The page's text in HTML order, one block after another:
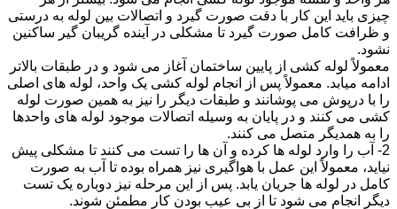
چیزی باید این کار با دقت صورت گیرد و اتصالات بین لوله به درستی
و ظرافت کامل صورت گیرد تا مشکلی در آینده گریبان گیر ساکنین
نشود.
معمولاً لوله کشی از پایین ساختمان آغاز می شود و در طبقات بالاتر
ادامه میابد. معمولاً پس از انجام لوله کشی یک واحد، لوله های اصلی
را با درپوش می پوشانند و طبقات دیگر را نیز به همین صورت لوله
کشی می کنند و در پایان به وسیله اتصالات موجود لوله های واحدها
را به همدیگر متصل می کنند.
2- آب را وارد لوله ها کرده و آن ها را تست می کنند تا مشکلی پیش
نیاید، معمولاً این عمل با هواگیری نیز همراه بوده تا آب به صورت
کامل در لوله ها جریان یابد. پس از این مرحله نیز دوباره یک تست
دیگر انجام می شود تا از بی عیب بودن کار مطمئن شوند.